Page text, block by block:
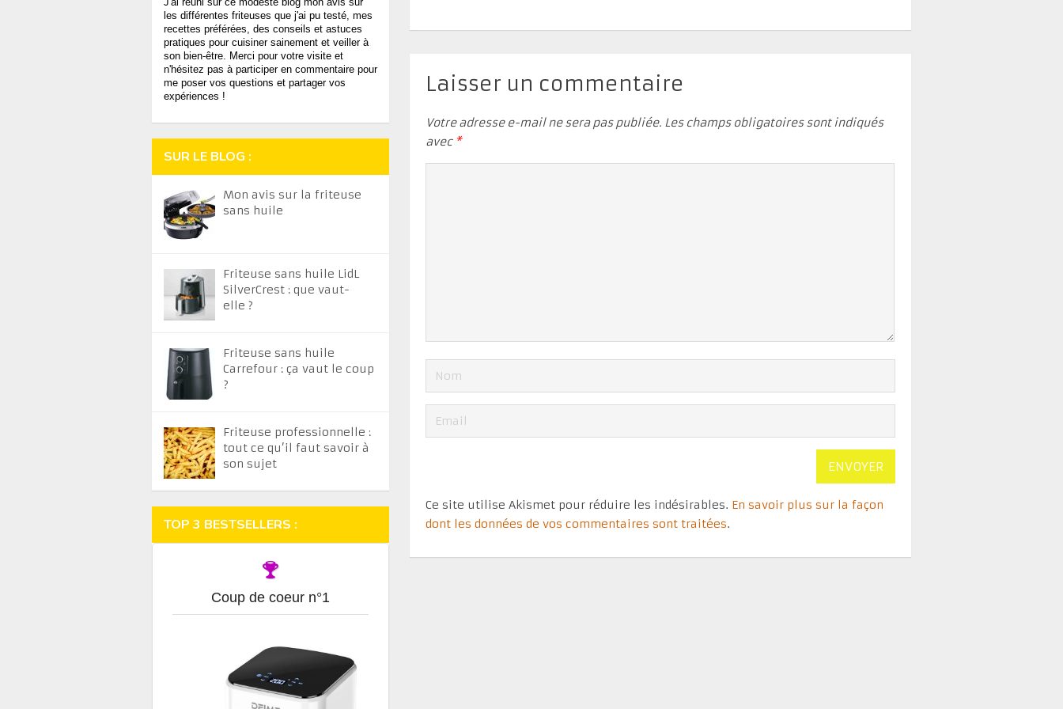
Laisser un commentaire
Votre adresse e-mail ne sera pas publiée. Les champs obligatoires sont indiqués
avec *
Ce site utilise Akismet pour réduire les indésirables. En savoir plus sur la façon
dont les données de vos commentaires sont traitées.
les différentes friteuses que j'ai pu testé, mes
recettes préférées, des conseils et astuces
pratiques pour cuisiner sainement et veiller à
son bien-être. Merci pour votre visite et
n'hésitez pas à participer en commentaire pour
me poser vos questions et partager vos
expériences !
SUR LE BLOG :
Mon avis sur la friteuse
sans huile
Friteuse sans huile LidL
SilverCrest : que vaut-
elle ?
Friteuse sans huile
Carrefour : ça vaut le coup
?
Friteuse professionnelle :
tout ce qu’il faut savoir à
son sujet
TOP 3 BESTSELLERS :
Coup de coeur n°1